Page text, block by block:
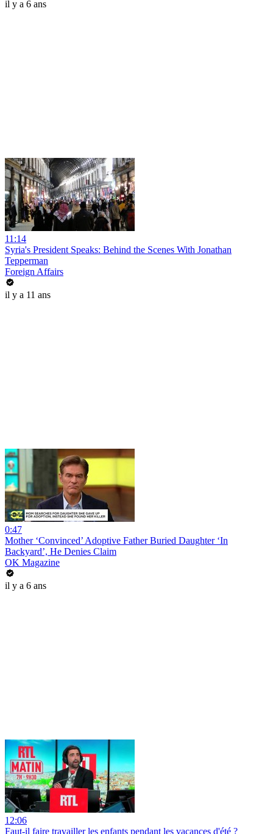
il y a 6 ans
11:14
Syria's President Speaks: Behind the Scenes With Jonathan
Tepperman
Foreign Affairs
il y a 11 ans
0:47
Mother ‘Convinced’ Adoptive Father Buried Daughter ‘In
Backyard’, He Denies Claim
OK Magazine
il y a 6 ans
12:06
Faut-il faire travailler les enfants pendant les vacances d'été ?